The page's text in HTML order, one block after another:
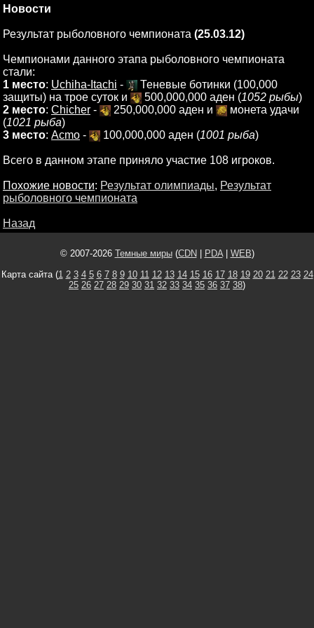
Новости
Результат рыболовного чемпионата (25.03.12)
Чемпионами данного этапа рыболовного чемпионата
стали:
1 место: Uchiha-Itachi -
Теневые ботинки (100,000
защиты) на трое суток и
500,000,000 аден (1052 рыбы)
2 место: Chicher - 250,000,000 аден и
монета удачи
(1021 рыба)
3 место: Acmo - 100,000,000 аден (1001 рыба)
Всего в данном этапе приняло участие 108 игроков.
Похожие новости: Результат олимпиады, Результат
рыболовного чемпионата
Назад
© 2007-2026 Темные миры(CDN PDA| WEB)
Карта сайта (1 2 3 4 5 6 7 8 9 10 11 12 13 14 15 16 17 18 19 20 21 22 23 24
25 26 27 28 29 30 31 32 33 34 35 36 37 38)